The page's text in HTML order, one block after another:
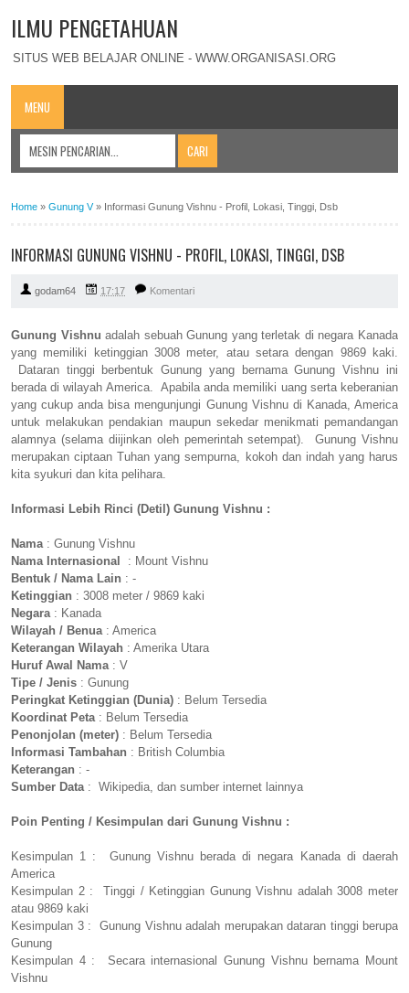
ILMU PENGETAHUAN
SITUS WEB BELAJAR ONLINE - WWW.ORGANISASI.ORG
MENU
Home » Gunung V» Informasi Gunung Vishnu - Profil, Lokasi, Tinggi, Dsb
INFORMASI GUNUNG VISHNU - PROFIL, LOKASI, TINGGI, DSB
godam64 17:17 Komentari
Gunung Vishnu adalah sebuah Gunung yang terletak di negara Kanada
yang memiliki ketinggian 3008 meter, atau setara dengan 9869 kaki.
Dataran tinggi berbentuk Gunung yang bernama Gunung Vishnu ini
berada di wilayah America. Apabila anda memiliki uang serta keberanian
yang cukup anda bisa mengunjungi Gunung Vishnu di Kanada, America
untuk melakukan pendakian maupun sekedar menikmati pemandangan
alamnya (selama diijinkan oleh pemerintah setempat). Gunung Vishnu
merupakan ciptaan Tuhan yang sempurna, kokoh dan indah yang harus
kita syukuri dan kita pelihara.
Informasi Lebih Rinci (Detil) Gunung Vishnu :
Nama: Gunung Vishnu
Nama Internasional
: Mount Vishnu
Bentuk / Nama Lain : -
Ketinggian : 3008 meter / 9869 kaki
Negara: Kanada
Wilayah / Benua: America
Keterangan Wilayah : Amerika Utara
Huruf Awal Nama: V
Tipe / Jenis : Gunung
Peringkat Ketinggian (Dunia) : Belum Tersedia
Koordinat Peta: Belum Tersedia
Penonjolan (meter) : Belum Tersedia
Informasi Tambahan : British Columbia
Keterangan : -
Sumber Data: Wikipedia, dan sumber internet lainnya
Poin Penting / Kesimpulan dari Gunung Vishnu :
Kesimpulan 1 : Gunung Vishnu berada di negara Kanada di daerah
America
Kesimpulan 2 : Tinggi / Ketinggian Gunung Vishnu adalah 3008 meter
atau 9869 kaki
Kesimpulan 3 : Gunung Vishnu adalah merupakan dataran tinggi berupa
Gunung
Kesimpulan 4 : Secara internasional Gunung Vishnu bernama Mount
Vishnu